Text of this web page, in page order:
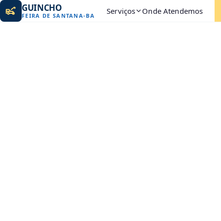
GUINCHO
FEIRA DE SANTANA-BA Serviços Onde Atendemos